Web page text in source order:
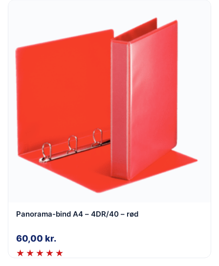
Panorama-bind A4 – 4DR/40 – rød
60,00 kr.